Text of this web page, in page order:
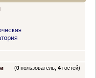
(0 пользователь,4 гостей)